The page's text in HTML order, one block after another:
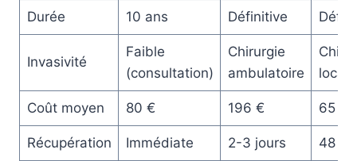
Durée 10 ans Définitive
Invasivité
Faible
(consultation)
Chirurgie
ambulatoire
locale
Coût moyen 80 € 196 € 65 €
Récupération Immédiate 2-3 jours 48 h